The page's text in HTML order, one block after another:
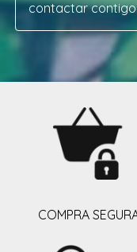
contactar contigo
COMPRA